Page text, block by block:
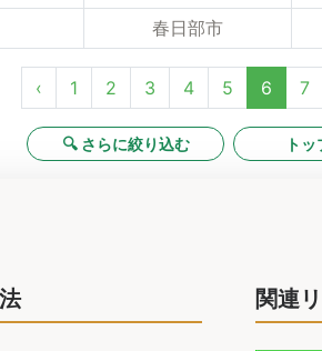
春日部市
‹ 1 2 3 4 5 6 7
🔍 さらに絞り込む ト
関連